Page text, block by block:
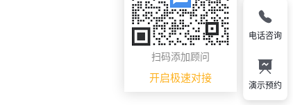
扫码添加顾问
开启极速对接
电话咨询
演示预约